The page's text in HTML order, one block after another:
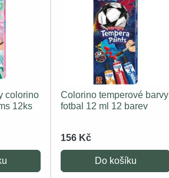
colorino
12ks
Colorino temperové barvy
fotbal 12 ml 12 barev
156 Kč
Do košíku